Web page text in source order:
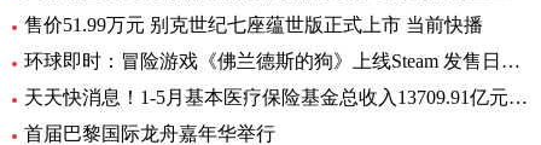
售价51.99万元 别克世纪七座蕴世版正式上市 当前快播
环球即时：冒险游戏《佛兰德斯的狗》上线Steam 发售日期待定
天天快消息！1-5月基本医疗保险基金总收入13709.91亿元，同比增长8.2%
首届巴黎国际龙舟嘉年华举行